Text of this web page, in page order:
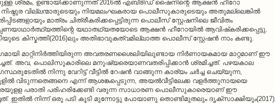
ശ്രമം, ഉണ്ടായിക്കാണുന്നത് 2016ല്‍ എബ്രിഡ് ഷൈനിന്റെ ആക്ഷന്‍ ഹീറോ
വില്ലന്മാരുടെയും നിയമലംഘകരായ പൊലീസുകാരുടെയും അതുമല്ലെങ്കില്‍
മാത്രം ചിത്രീകരിക്കപ്പെട്ടിരുന്ന പൊലീസ് സ്റ്റേഷനിലെ ജീവിതം
യഥാതഥ്യതയോടെ ആക്ഷന്‍ ഹീറോയില്‍ ആവിഷ്‌കരിക്കപ്പെട്ടു.
കിസ്മത്തി(2016)ലും അതിഭാവുകത്വമില്ലാത്ത പൊലീസ് സ്റ്റേഷന്‍ നാം കണ്ടു.
മാറ്റിനിര്‍ത്തിയിരുന്ന അവതരണശൈലിയിലുണ്ടായ നിര്‍ണായകമായ മാറ്റമാണ് ഈ
അവ, പൊലിസുകാരിലെ മനുഷ്യരെയാണവതരിപ്പിക്കാന്‍ ശ്രമിച്ചത്. പഴയകാല
നിന്നു വേറിട്ട് വീട്ടില്‍ റേഷന്‍ വാങ്ങുന്ന കാര്യം ചര്‍ച്ച ചെയ്യുന്ന,
വിടുന്നതെങ്ങനെ എന്ന് ആശങ്കപ്പെടുന്ന, അയല്‍വീട്ടിലേക്ക വളര്‍ത്തുനായയെ
പരാതി പരിഹരിക്കേണ്ടി വരുന്ന സാധാരണ പൊലീസുകാരെയാണ് ഈ
ഇതില്‍ നിന്ന് ഒരു പടി കൂടി മുന്നോട്ടു പോയാണു തൊണ്ടിമുതലും ദൃക്‌സാക്ഷിയും(2017)